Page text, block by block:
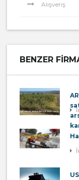
Alışveriş
BENZER